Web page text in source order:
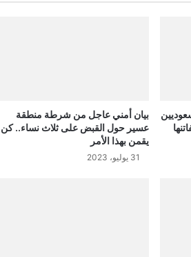
بيان أمني عاجل من شرطة منطقة
عسير حول القبض على ثلاث نساء.. كن
يقمن بهذا الأمر
31 يوليو، 2023